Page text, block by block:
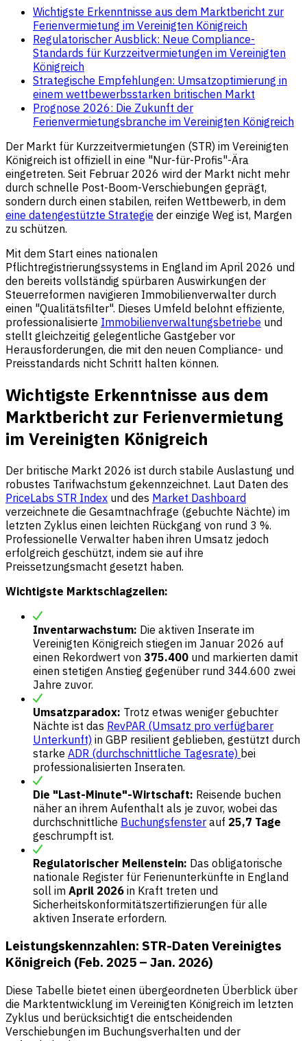
Wichtigste Erkenntnisse aus dem Marktbericht zur
Ferienvermietung im Vereinigten Königreich
Regulatorischer Ausblick: Neue Compliance-
Standards für Kurzzeitvermietungen im Vereinigten
Königreich
Strategische Empfehlungen: Umsatzoptimierung in
einem wettbewerbsstarken britischen Markt
Prognose 2026: Die Zukunft der
Ferienvermietungsbranche im Vereinigten Königreich
Der Markt für Kurzzeitvermietungen (STR) im Vereinigten
Königreich ist offiziell in eine "Nur-für-Profis"-Ära
eingetreten. Seit Februar 2026 wird der Markt nicht mehr
durch schnelle Post-Boom-Verschiebungen geprägt,
sondern durch einen stabilen, reifen Wettbewerb, in dem
eine datengestützte Strategie der einzige Weg ist, Margen
zu schützen.
Mit dem Start eines nationalen
Pflichtregistrierungssystems in England im April 2026 und
den bereits vollständig spürbaren Auswirkungen der
Steuerreformen navigieren Immobilienverwalter durch
einen "Qualitätsfilter". Dieses Umfeld belohnt effiziente,
professionalisierte Immobilienverwaltungsbetriebe und
stellt gleichzeitig gelegentliche Gastgeber vor
Herausforderungen, die mit den neuen Compliance- und
Preisstandards nicht Schritt halten können.
Wichtigste Erkenntnisse aus dem
Marktbericht zur Ferienvermietung
im Vereinigten Königreich
Der britische Markt 2026 ist durch stabile Auslastung und
robustes Tarifwachstum gekennzeichnet. Laut Daten des
PriceLabs STR Index und des Market Dashboard
verzeichnete die Gesamtnachfrage (gebuchte Nächte) im
letzten Zyklus einen leichten Rückgang von rund 3 %.
Professionelle Verwalter haben ihren Umsatz jedoch
erfolgreich geschützt, indem sie auf ihre
Preissetzungsmacht gesetzt haben.
Wichtigste Marktschlagzeilen:
Inventarwachstum: Die aktiven Inserate im
Vereinigten Königreich stiegen im Januar 2026 auf
einen Rekordwert von 375.400 und markierten damit
einen stetigen Anstieg gegenüber rund 344.600 zwei
Jahre zuvor.
Umsatzparadox: Trotz etwas weniger gebuchter
Nächte ist das RevPAR (Umsatz pro verfügbarer
Unterkunft) in GBP resilient geblieben, gestützt durch
starke ADR (durchschnittliche Tagesrate) bei
professionalisierten Inseraten.
Die "Last-Minute"-Wirtschaft: Reisende buchen
näher an ihrem Aufenthalt als je zuvor, wobei das
durchschnittliche Buchungsfenster auf 25,7 Tage
geschrumpft ist.
Regulatorischer Meilenstein: Das obligatorische
nationale Register für Ferienunterkünfte in England
soll im April 2026 in Kraft treten und
Sicherheitskonformitätszertifizierungen für alle
aktiven Inserate erfordern.
Leistungskennzahlen: STR-Daten Vereinigtes
Königreich (Feb. 2025 – Jan. 2026)
Diese Tabelle bietet einen übergeordneten Überblick über
die Marktentwicklung im Vereinigten Königreich im letzten
Zyklus und berücksichtigt die entscheidenden
Verschiebungen im Buchungsverhalten und der